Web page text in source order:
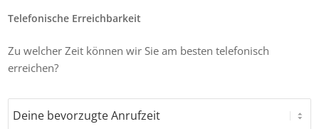
Telefonische Erreichbarkeit
Zu welcher Zeit können wir Sie am besten telefonisch
erreichen?